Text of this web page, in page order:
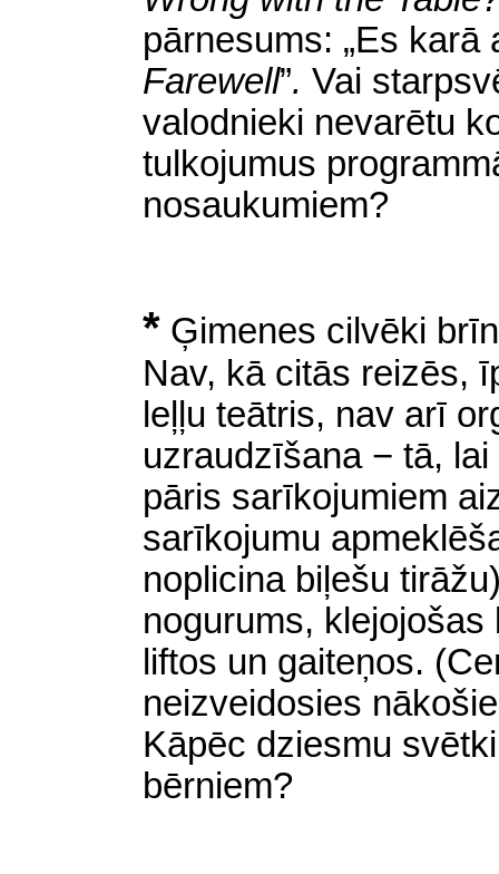
pārnesums: „Es karā
Farewell”. Vai
valodnieki nevarētu
tulkojumus
nosaukumiem?
* Ģimenes cilvēki
Nav, kā citās reizēs,
leļļu teātris, nav arī
uzraudzīšana − tā,
pāris sarīkojumiem
sarīkojumu
noplicina biļešu
nogurums,
liftos un gaiteņos.
neizveidosies
Kāpēc dziesmu
bērniem?